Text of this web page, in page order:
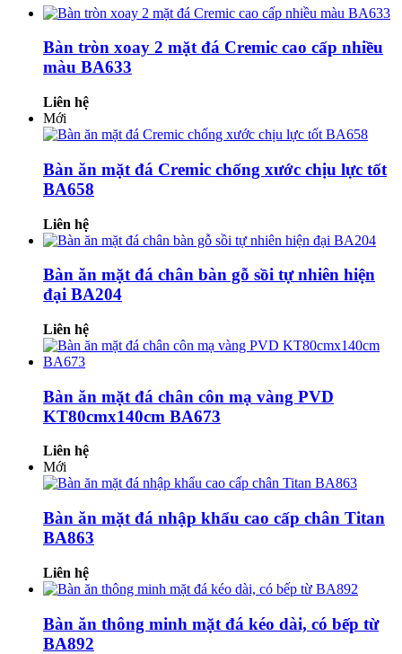
Bàn tròn xoay 2 mặt đá Cremic cao cấp nhiều
màu BA633
Liên hệ
Mới
Bàn ăn mặt đá Cremic chống xước chịu lực tốt
BA658
Liên hệ
Bàn ăn mặt đá chân bàn gỗ sồi tự nhiên hiện
đại BA204
Liên hệ
Bàn ăn mặt đá chân côn mạ vàng PVD
KT80cmx140cm BA673
Liên hệ
Mới
Bàn ăn mặt đá nhập khẩu cao cấp chân Titan
BA863
Liên hệ
Bàn ăn thông minh mặt đá kéo dài, có bếp từ
BA892